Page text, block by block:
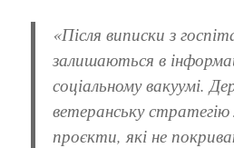
«Після виписки з
залишаються в
соціальному вакуумі.
ветеранську
проєкти, які не